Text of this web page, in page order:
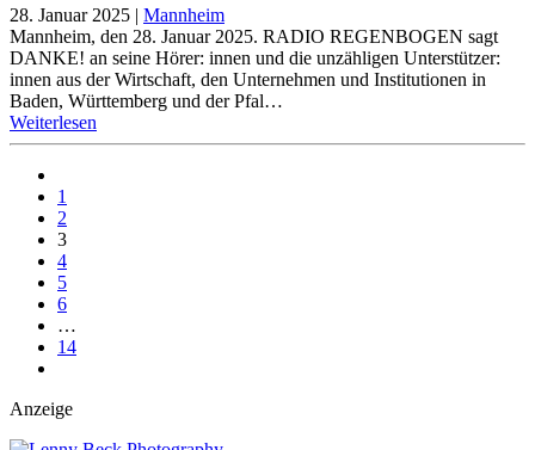
28. Januar 2025 | Mannheim
Mannheim, den 28. Januar 2025. RADIO REGENBOGEN sagt
DANKE! an seine Hörer: innen und die unzähligen Unterstützer:
innen aus der Wirtschaft, den Unternehmen und Institutionen in
Baden, Württemberg und der Pfal…
Weiterlesen
1
2
3
4
5
6
…
14
Anzeige